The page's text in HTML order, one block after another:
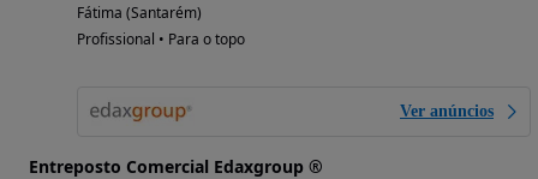
Fátima (Santarém)
Profissional • Para o topo
Ver anúncios
Entreposto Comercial Edaxgroup ®